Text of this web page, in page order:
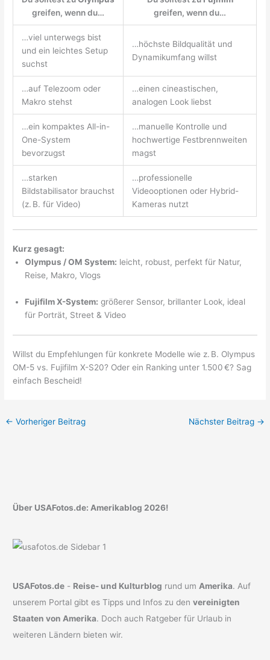
greifen, wenn du…
greifen, wenn du…
…viel unterwegs bist
und ein leichtes Setup
suchst
…höchste Bildqualität und
Dynamikumfang willst
…auf Telezoom oder
Makro stehst
…einen cineastischen,
analogen Look liebst
…ein kompaktes All-in-
One-System
bevorzugst
…manuelle Kontrolle und
hochwertige Festbrennweiten
magst
…starken
Bildstabilisator brauchst
(z. B. für Video)
…professionelle
Videooptionen oder Hybrid-
Kameras nutzt
Kurz gesagt:
Olympus / OM System: leicht, robust, perfekt für Natur,
Reise, Makro, Vlogs
Fujifilm X-System: größerer Sensor, brillanter Look, ideal
für Porträt, Street & Video
Willst du Empfehlungen für konkrete Modelle wie z. B. Olympus
OM-5 vs. Fujifilm X-S20? Oder ein Ranking unter 1.500 €? Sag
einfach Bescheid!
← Vorheriger Beitrag Nächster Beitrag →
Über USAFotos.de: Amerikablog 2026!
USAFotos.de - Reise- und Kulturblog rund umAmerika. Auf
unserem Portal gibt es Tipps und Infos zu denvereinigten
Staaten von Amerika. Doch auch Ratgeber für Urlaub in
weiteren Ländern bieten wir.